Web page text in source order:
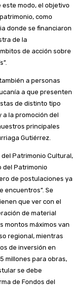
modo, el objetivo
como
donde se financiaron
de la
de acción sobre
a personas
a que presenten
de distinto tipo
la promoción del
principales
Gutiérrez.
Patrimonio Cultural,
del Patrimonio
de postulaciones ya
encuentros”. Se
que ver con el
de material
montos máximos van
regional, mientras
de inversión en
millones para obras,
se debe
de Fondos del